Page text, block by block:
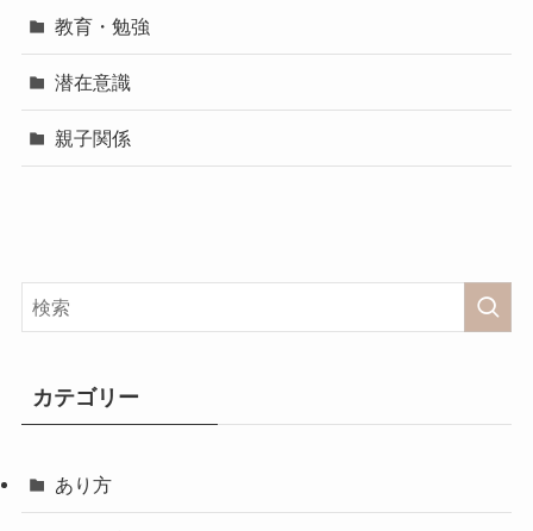
教育・勉強
潜在意識
親子関係
カテゴリー
あり方